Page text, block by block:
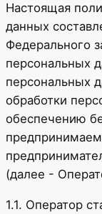
Настоящая
данных
Федерального
персональных
персональных
обработки
обеспечению
(далее -
1.1. Оператор